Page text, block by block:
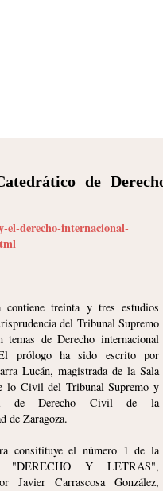
de
el-derecho-internacional-
treinta y tres estudios
del Tribunal Supremo
temas de Derecho internacional
prólogo ha sido escrito por
Lucán, magistrada de la Sala
lo Civil del Tribunal Supremo y
de Derecho Civil de la
de Zaragoza.
consitituye el número 1 de la
"DERECHO Y LETRAS",
Javier Carrascosa González,